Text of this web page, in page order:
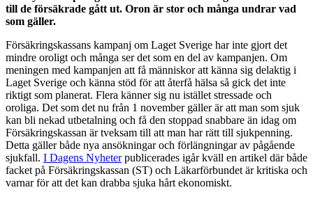
till de försäkrade gått ut. Oron är stor och många undrar vad
som gäller.
Försäkringskassans kampanj om Laget Sverige har inte gjort det
mindre oroligt och många ser det som en del av kampanjen. Om
meningen med kampanjen att få människor att känna sig delaktig i
Laget Sverige och känna stöd för att återfå hälsa så gick det inte
riktigt som planerat. Flera känner sig nu istället stressade och
oroliga. Det som det nu från 1 november gäller är att man som sjuk
kan bli nekad utbetalning och få den stoppad snabbare än idag om
Försäkringskassan är tveksam till att man har rätt till sjukpenning.
Detta gäller både nya ansökningar och förlängningar av pågående
sjukfall. I Dagens Nyheterpublicerades igår kväll en artikel där både
facket på Försäkringskassan (ST) och Läkarförbundet är kritiska och
varnar för att det kan drabba sjuka hårt ekonomiskt.